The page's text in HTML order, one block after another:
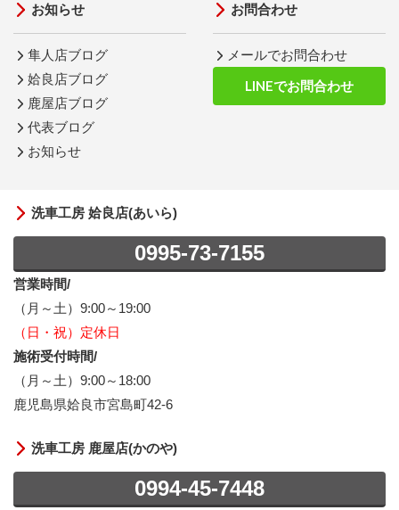
お知らせ
隼人店ブログ
姶良店ブログ
鹿屋店ブログ
代表ブログ
お知らせ
お問合わせ
メールでお問合わせ
LINEでお問合わせ
洗車工房 姶良店(あいら)
0995-73-7155
営業時間/
（月～土）9:00～19:00
（日・祝）定休日
施術受付時間/
（月～土）9:00～18:00
鹿児島県姶良市宮島町42-6
洗車工房 鹿屋店(かのや)
0994-45-7448